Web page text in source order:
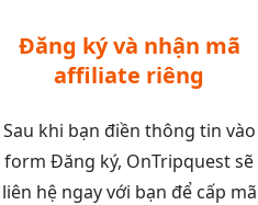
Đăng ký và nhận mã
affiliate riêng
Sau khi bạn điền thông tin vào
form Đăng ký, OnTripquest sẽ
liên hệ ngay với bạn để cấp mã